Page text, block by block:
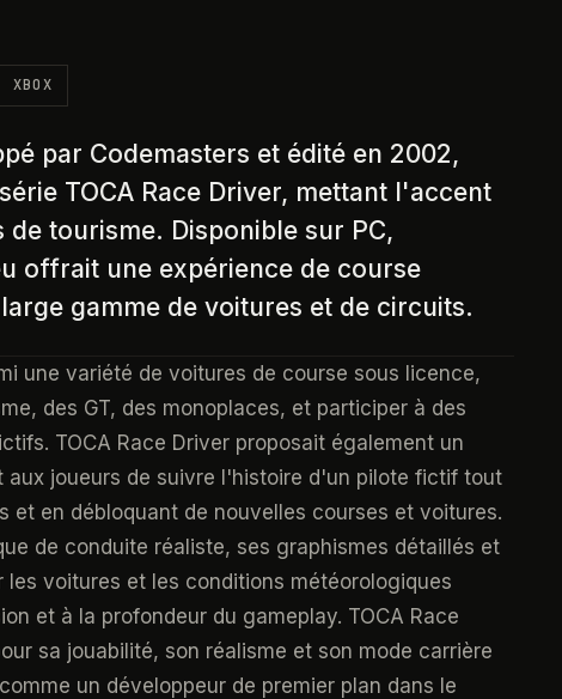
XBOX
par Codemasters et édité en 2002,
TOCA Race Driver, mettant l'accent
tourisme. Disponible sur PC,
offrait une expérience de course
gamme de voitures et de circuits.
une variété de voitures de course sous licence,
des GT, des monoplaces, et participer à des
TOCA Race Driver proposait également un
aux joueurs de suivre l'histoire d'un pilote fictif tout
et en débloquant de nouvelles courses et voitures.
de conduite réaliste, ses graphismes détaillés et
voitures et les conditions météorologiques
et à la profondeur du gameplay. TOCA Race
sa jouabilité, son réalisme et son mode carrière
un développeur de premier plan dans le